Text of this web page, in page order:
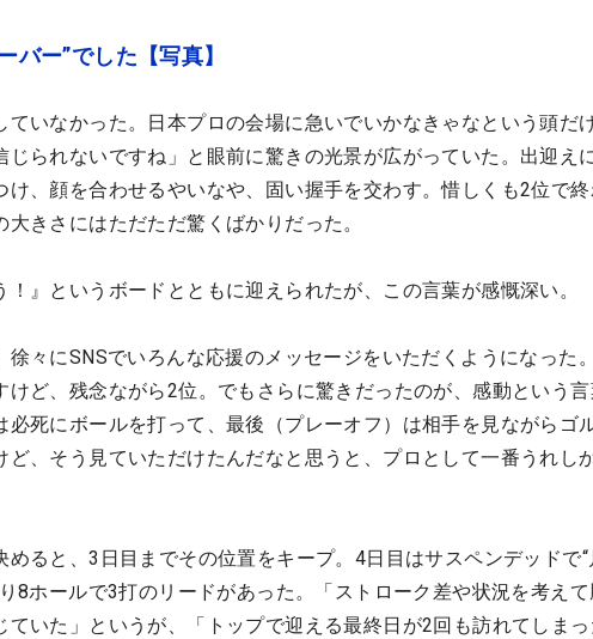
バー”でした【写真】
ていなかった。日本プロの会場に急いでいかなきゃなという頭だ
じられないですね」と眼前に驚きの光景が広がっていた。出迎え
け、顔を合わせるやいなや、固い握手を交わす。惜しくも2位で終
きさにはただただ驚くばかりだった。
！』というボードとともに迎えられたが、この言葉が感慨深い。
徐々にSNSでいろんな応援のメッセージをいただくようになった
けど、残念ながら2位。でもさらに驚きだったのが、感動という
必死にボールを打って、最後（プレーオフ）は相手を見ながらゴ
ど、そう見ていただけたんだなと思うと、プロとして一番うれし
めると、3日目までその位置をキープ。4日目はサスペンデッドで
8ホールで3打のリードがあった。「ストローク差や状況を考え
ていた」というが、「トップで迎える最終日が2回も訪れてしまっ